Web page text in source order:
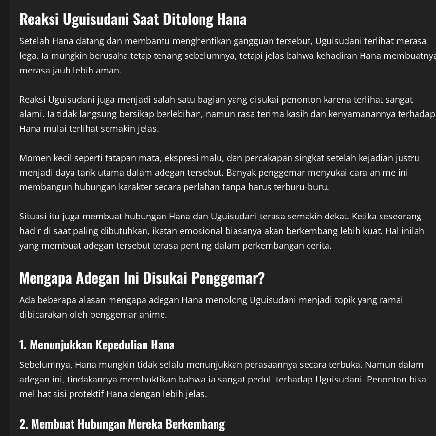
Reaksi Uguisudani Saat Ditolong Hana
Setelah Hana datang dan membantu menghentikan gangguan tersebut, Uguisudani terlihat merasa
lega. Ia mungkin berusaha tetap tenang sebelumnya, tetapi jelas bahwa kehadiran Hana
merasa jauh lebih aman.
Reaksi Uguisudani juga menjadi salah satu bagian yang disukai penonton karena terlihat sangat
alami. Ia tidak langsung bersikap berlebihan, namun rasa terima kasih dan kenyamanannya terhadap
Hana mulai terlihat semakin jelas.
Momen kecil seperti tatapan mata, ekspresi malu, dan percakapan singkat setelah kejadian justru
menjadi daya tarik utama dalam adegan tersebut. Banyak penggemar menyukai cara anime ini
membangun hubungan karakter secara perlahan tanpa harus terburu-buru.
Situasi itu juga membuat hubungan Hana dan Uguisudani terasa semakin dekat. Ketika seseorang
hadir di saat paling dibutuhkan, ikatan emosional biasanya akan berkembang lebih kuat. Hal inilah
yang membuat adegan tersebut terasa penting dalam perkembangan cerita.
Mengapa Adegan Ini Disukai Penggemar?
Ada beberapa alasan mengapa adegan Hana menolong Uguisudani menjadi topik yang ramai
dibicarakan oleh penggemar anime.
1. Menunjukkan Kepedulian Hana
Sebelumnya, Hana mungkin tidak selalu menunjukkan perasaannya secara terbuka. Namun dalam
adegan ini, tindakannya membuktikan bahwa ia sangat peduli terhadap Uguisudani. Penonton bisa
melihat sisi protektif Hana dengan lebih jelas.
2. Membuat Hubungan Mereka Berkembang